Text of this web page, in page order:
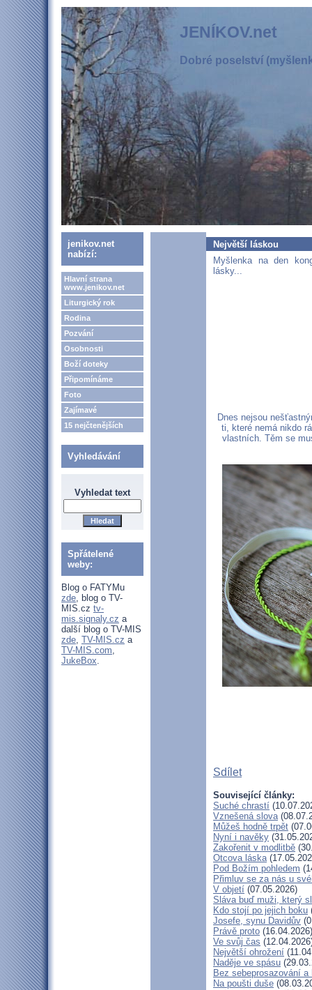
JENÍKOV.net
Dobré poselství
jenikov.net
nabízí:
Hlavní strana
www.jenikov.net
Liturgický rok
Rodina
Pozvání
Osobnosti
Boží doteky
Připomínáme
Foto
Zajímavé
15 nejčtenějších
Vyhledávání
Vyhledat text
Spřátelené
weby:
Blog o FATYMu
zde, blog o TV-
MIS.cz tv-
mis.signaly.cz a
další blog o TV-MIS
zde, TV-MIS.cz a
TV-MIS.com,
JukeBox.
Největší láskou
Myšlenka na den
lásky...
Dnes nejsou
ti, které nemá nikdo
vlastních. Těm se
Sdílet
Související články:
Suché chrastí
Vznešená slova
Můžeš hodně trpět
Nyní i navěky
Zakořenit v modlitbě
Otcova láska
Pod Božím pohledem
Přimluv se za nás u
V objetí (07.05.2026)
Sláva buď muži, který
Kdo stojí po jejich boku
Josefe, synu Davidův
Právě proto (16.04.2026)
Ve svůj čas
Největší ohrožení
Naděje ve spásu
Bez sebeprosazování
Na poušti duše